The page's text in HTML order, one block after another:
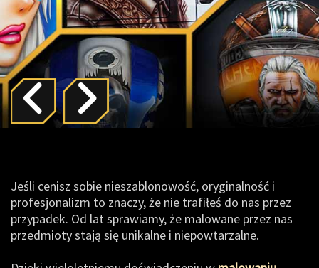
Jeśli cenisz sobie nieszablonowość, oryginalność i
profesjonalizm to znaczy, że nie trafiłeś do nas przez
przypadek. Od lat sprawiamy, że malowane przez nas
przedmioty stają się unikalne i niepowtarzalne.